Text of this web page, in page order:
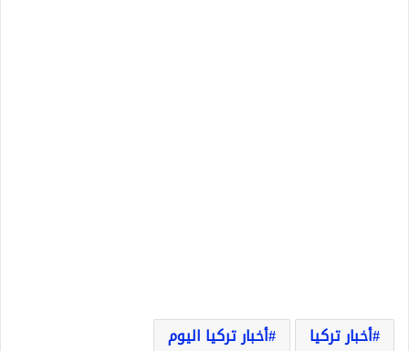
أخبار تركيا
أخبار تركيا اليوم